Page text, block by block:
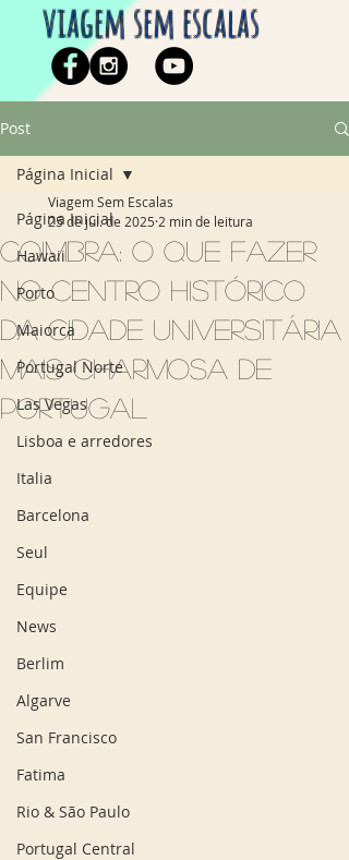
viagem sem escalas
Post
Página Inicial
Hawaii
Porto
Maiorca
Portugal Norte
Las Vegas
Lisboa e arredores
Italia
Barcelona
Seul
Equipe
News
Berlim
Algarve
San Francisco
Fatima
Rio & São Paulo
Portugal Central
Página Inicial
Coimbra: o que fazer
no centro histórico
da cidade universitária
mais charmosa de
Portugal
Viagem Sem Escalas
25 de jul. de 2025 2 min de leitura